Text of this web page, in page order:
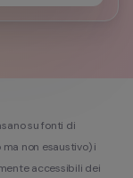
su fonti di
non esaustivo) i
accessibili dei